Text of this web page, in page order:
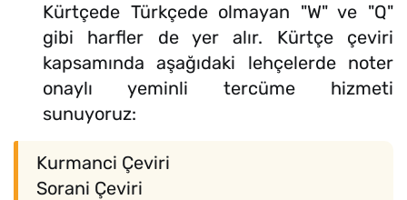
Kürtçede Türkçede olmayan "W" ve "Q"
gibi harfler de yer alır. Kürtçe çeviri
kapsamında aşağıdaki lehçelerde noter
onaylı yeminli tercüme hizmeti
sunuyoruz:
Kurmanci Çeviri
Sorani Çeviri